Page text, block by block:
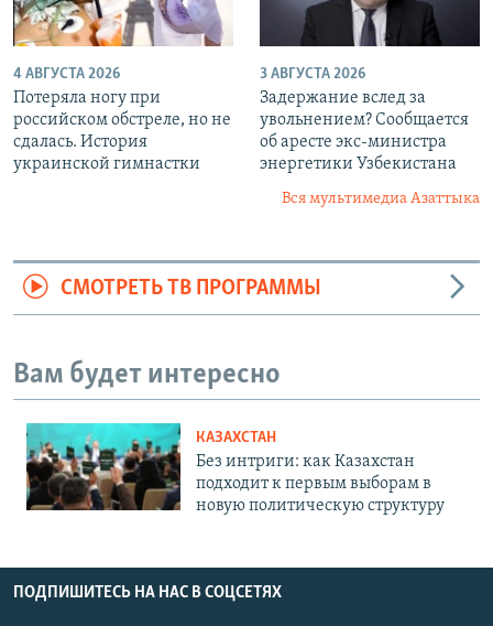
4 АВГУСТА 2026
Потеряла ногу при
российском обстреле, но не
сдалась. История
украинской гимнастки
3 АВГУСТА 2026
Задержание вслед за
увольнением? Сообщается
об аресте экс-министра
энергетики Узбекистана
Вся мультимедиа Азаттыка
СМОТРЕТЬ ТВ ПРОГРАММЫ
Вам будет интересно
КАЗАХСТАН
Без интриги: как Казахстан
подходит к первым выборам в
новую политическую структуру
ПОДПИШИТЕСЬ НА НАС В СОЦСЕТЯХ